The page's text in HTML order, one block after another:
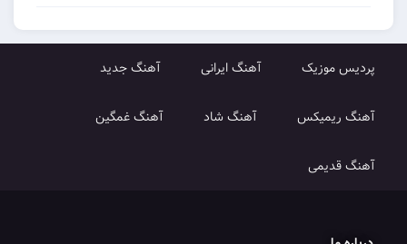
پردیس موزیک آهنگ ایرانی آهنگ جدید
آهنگ ریمیکس آهنگ شاد آهنگ غمگین
آهنگ قدیمی